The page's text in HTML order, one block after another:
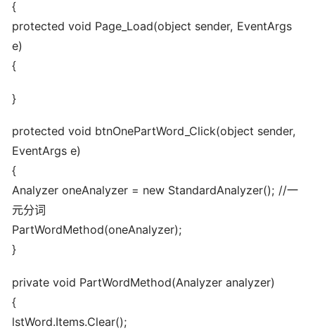
{
protected void Page_Load(object sender, EventArgs
e)
{
}
protected void btnOnePartWord_Click(object sender,
EventArgs e)
{
Analyzer oneAnalyzer = new StandardAnalyzer(); //一
元分词
PartWordMethod(oneAnalyzer);
}
private void PartWordMethod(Analyzer analyzer)
{
lstWord.Items.Clear();